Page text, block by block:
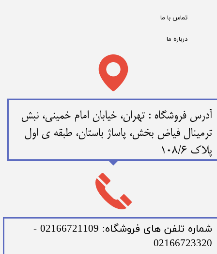
تماس با ما
درباره ما
​​آدرس فروشگاه : تهران، خیابان امام خمینی، نبش
ترمینال فیاض بخش، پاساژ باستان، طبقه ی اول
پلاک 108/6
​شماره تلفن های فروشگاه: 02166721109 -
02166723320